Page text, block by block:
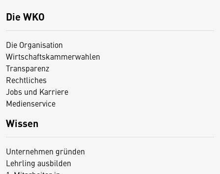
Die WKO
Die Organisation
Wirtschaftskammerwahlen
Transparenz
Rechtliches
Jobs und Karriere
Medienservice
Wissen
Unternehmen gründen
Lehrling ausbilden